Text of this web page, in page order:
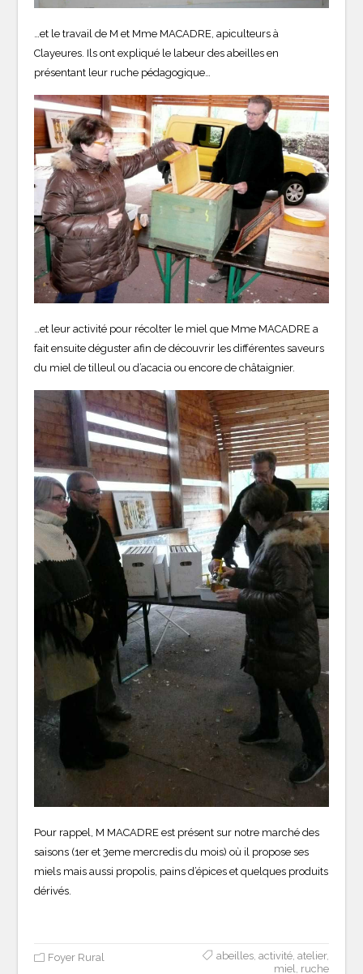
…et le travail de M et Mme MACADRE, apiculteurs à
Clayeures. Ils ont expliqué le labeur des abeilles en
présentant leur ruche pédagogique…
…et leur activité pour récolter le miel que Mme MACADRE a
fait ensuite déguster afin de découvrir les différentes saveurs
du miel de tilleul ou d’acacia ou encore de châtaignier.
Pour rappel, M MACADRE est présent sur notre marché des
saisons (1er et 3eme mercredis du mois) où il propose ses
miels mais aussi propolis, pains d’épices et quelques produits
dérivés.
Foyer Rural abeilles, activité, atelier,
miel ruche